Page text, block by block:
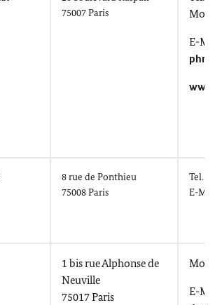
75007 Paris
E-
8rue de Ponthieu
75008 Paris
Tel.:
E-
1 bisrue Alphonse de
Neuville
75017 Paris
E-